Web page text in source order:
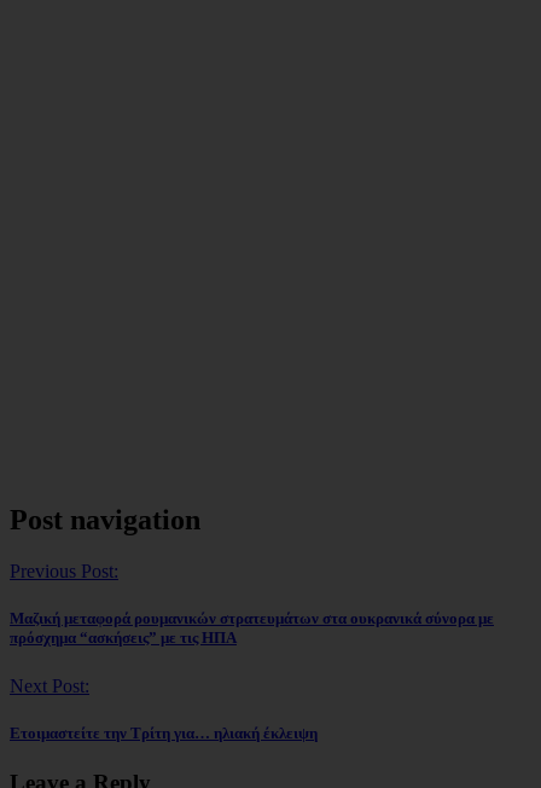
Post navigation
Previous Post:
Mαζική μεταφορά ρουμανικών στρατευμάτων στα ουκρανικά σύνορα με
πρόσχημα “ασκήσεις” με τις ΗΠΑ
Next Post:
Ετοιμαστείτε την Τρίτη για… ηλιακή έκλειψη
Leave a Reply